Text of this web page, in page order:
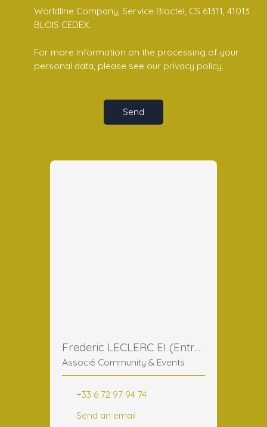
Worldline Company, Service Bloctel, CS 61311, 41013
BLOIS CEDEX.
For more information on the processing of your
personal data, please see our privacy policy.
Send
Frederic LECLERC EI (Entreprise Individuelle)
Associé Community & Events
+33 6 72 97 94 74
Send an email